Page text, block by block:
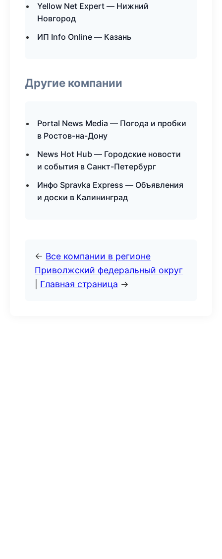
Yellow Net Expert — Нижний
Новгород
ИП Info Online — Казань
Другие компании
Portal News Media — Погода и пробки
в Ростов-на-Дону
News Hot Hub — Городские новости
и события в Санкт-Петербург
Инфо Spravka Express — Объявления
и доски в Калининград
← Все компании в регионе
Приволжский федеральный округ
Главная страница →